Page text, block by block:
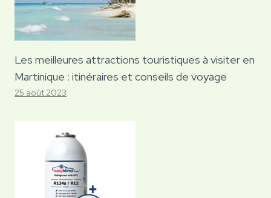
Les meilleures attractions touristiques à visiter en
Martinique : itinéraires et conseils de voyage
25 août 2023